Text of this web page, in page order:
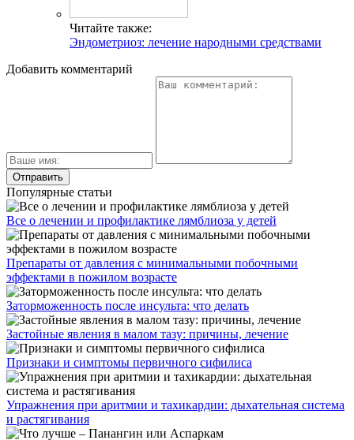
Читайте также:
Эндометриоз: лечение народными средствами
Добавить комментарий
Популярные статьи
Все о лечении и профилактике лямблиоза у детей
Препараты от давления с минимальными побочными
эффектами в пожилом возрасте
Заторможенность после инсульта: что делать
Застойные явления в малом тазу: причины, лечение
Признаки и симптомы первичного сифилиса
Упражнения при аритмии и тахикардии: дыхательная система
и растягивания